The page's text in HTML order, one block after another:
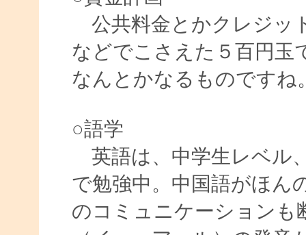
公共料金とかクレジッ
などでこさえた５百円玉
なんとかなるものですね
○語学
英語は、中学生レベル
で勉強中。中国語がほん
のコミュニケーションも